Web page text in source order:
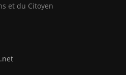
et du Citoyen